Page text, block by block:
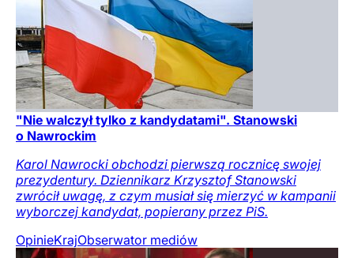
"Nie walczył tylko z kandydatami". Stanowski
o Nawrockim
Karol Nawrocki obchodzi pierwszą rocznicę swojej
prezydentury. Dziennikarz Krzysztof Stanowski
zwrócił uwagę, z czym musiał się mierzyć w kampanii
wyborczej kandydat, popierany przez PiS.
OpinieKrajObserwator mediów